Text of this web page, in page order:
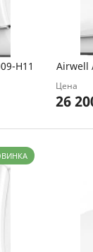
H11 Airwell
Цена
26